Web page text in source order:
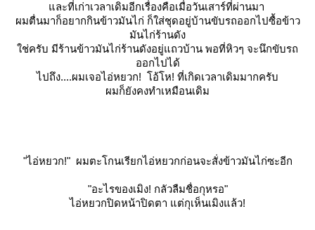
ละที่เก่าเวลาเดิมอีกเรื่องคือเมื่อวันเสาร์ที่ผ่านมา
ผมตื่นมาก็อยากกินข้าวมันไก่ ก็ใส่ชุดอยู่บ้านขับรถออกไปซื้อข้าว
มันไก่ร้านดัง
ช่ครับ มีร้านข้าวมันไก่ร้านดังอยู่แถวบ้าน พอที่หิวๆ จะนึกขับรถ
ออกไปได้
ไปถึง....ผมเจอไอ่หยวก! โอ้โห! ที่เกิดเวลาเดิมมากครับ
ผมก็ยังคงทำเหมือนเดิม
"ไอ่หยวก!" ผมตะโกนเรียกไอ่หยวกก่อนจะสั่งข้าวมันไก่ซะอีก
"อะไรของเมิง! กลัวลืมชื่อกุหรอ"
ไอ่หยวกปิดหน้าปิดตา แต่กุเห็นเมิงแล้ว!